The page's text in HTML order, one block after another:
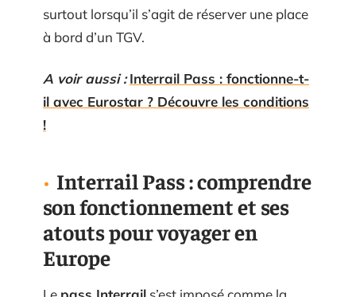
surtout lorsqu’il s’agit de réserver une place
à bord d’un TGV.
A voir aussi : Interrail Pass : fonctionne-t-
il avec Eurostar ? Découvre les conditions
!
Interrail Pass : comprendre
son fonctionnement et ses
atouts pour voyager en
Europe